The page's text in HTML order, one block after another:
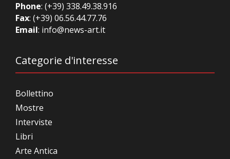
Phone: (+39) 338.49.38.916
Fax: (+39) 06.56.44.77.76
Email: info@news-art.it
Categorie d'interesse
Bollettino
Mostre
Interviste
Libri
Arte Antica